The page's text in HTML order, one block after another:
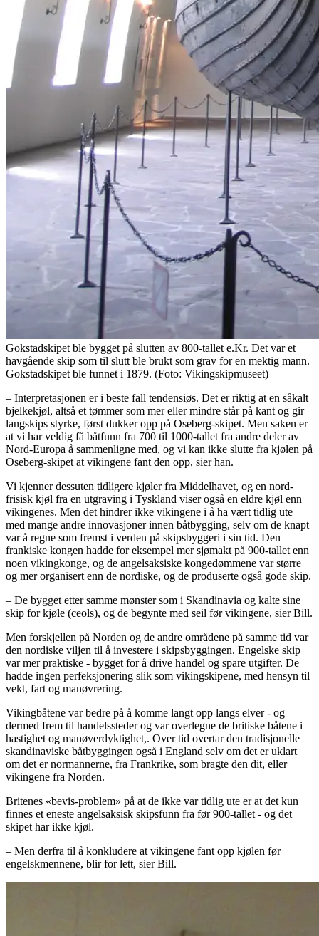
Gokstadskipet ble bygget på slutten av 800-tallet e.Kr. Det var et
havgående skip som til slutt ble brukt som grav for en mektig mann.
Gokstadskipet ble funnet i 1879. (Foto: Vikingskipmuseet)
– Interpretasjonen er i beste fall tendensiøs. Det er riktig at en såkalt
bjelkekjøl, altså et tømmer som mer eller mindre står på kant og gir
langskips styrke, først dukker opp på Oseberg-skipet. Men saken er
at vi har veldig få båtfunn fra 700 til 1000-tallet fra andre deler av
Nord-Europa å sammenligne med, og vi kan ikke slutte fra kjølen på
Oseberg-skipet at vikingene fant den opp, sier han.
Vi kjenner dessuten tidligere kjøler fra Middelhavet, og en nord-
frisisk kjøl fra en utgraving i Tyskland viser også en eldre kjøl enn
vikingenes. Men det hindrer ikke vikingene i å ha vært tidlig ute
med mange andre innovasjoner innen båtbygging, selv om de knapt
var å regne som fremst i verden på skipsbyggeri i sin tid. Den
frankiske kongen hadde for eksempel mer sjømakt på 900-tallet enn
noen vikingkonge, og de angelsaksiske kongedømmene var større
og mer organisert enn de nordiske, og de produserte også gode skip.
– De bygget etter samme mønster som i Skandinavia og kalte sine
skip for kjøle (ceols), og de begynte med seil før vikingene, sier Bill.
Men forskjellen på Norden og de andre områdene på samme tid var
den nordiske viljen til å investere i skipsbyggingen. Engelske skip
var mer praktiske - bygget for å drive handel og spare utgifter. De
hadde ingen perfeksjonering slik som vikingskipene, med hensyn til
vekt, fart og manøvrering.
Vikingbåtene var bedre på å komme langt opp langs elver - og
dermed frem til handelssteder og var overlegne de britiske båtene i
hastighet og manøverdyktighet,. Over tid overtar den tradisjonelle
skandinaviske båtbyggingen også i England selv om det er uklart
om det er normannerne, fra Frankrike, som bragte den dit, eller
vikingene fra Norden.
Britenes «bevis-problem» på at de ikke var tidlig ute er at det kun
finnes et eneste angelsaksisk skipsfunn fra før 900-tallet - og det
skipet har ikke kjøl.
– Men derfra til å konkludere at vikingene fant opp kjølen før
engelskmennene, blir for lett, sier Bill.